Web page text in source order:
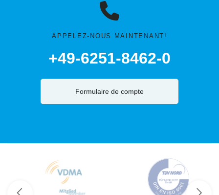
APPELEZ-NOUS MAINTENANT!
+49-6251-8462-0
Formulaire de compte